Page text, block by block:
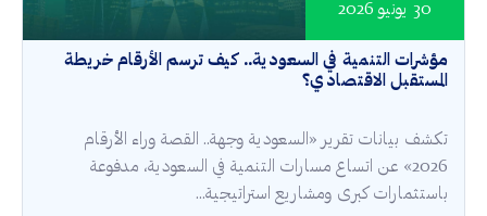
مؤشرات التنمية في السعودية.. كيف ترسم الأرقام خريطة
المستقبل الاقتصادي؟
30 يونيو 2026
تكشف بيانات تقرير «السعودية وجهة.. القصة وراء الأرقام
2026» عن اتساع مسارات التنمية في السعودية، مدفوعة
باستثمارات كبرى ومشاريع استراتيجية...